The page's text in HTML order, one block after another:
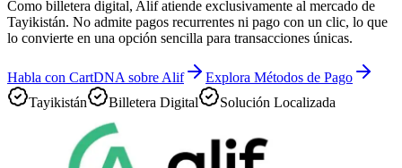
Como billetera digital, Alif atiende exclusivamente al mercado de
Tayikistán. No admite pagos recurrentes ni pago con un clic, lo que
lo convierte en una opción sencilla para transacciones únicas.
Habla con CartDNA sobre Alif
Explora Métodos de Pago
Tayikistán
Billetera Digital Solución Localizada